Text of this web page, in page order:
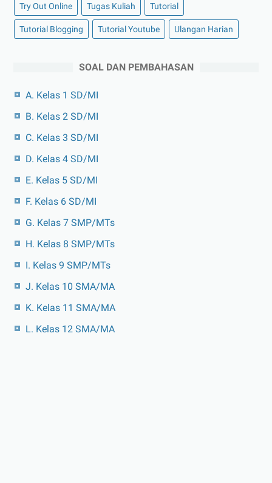
Try Out Online Tugas Kuliah Tutorial
Tutorial Blogging Tutorial Youtube Ulangan Harian
SOAL DAN PEMBAHASAN
A. Kelas 1 SD/MI
B. Kelas 2 SD/MI
C. Kelas 3 SD/MI
D. Kelas 4 SD/MI
E. Kelas 5 SD/MI
F. Kelas 6 SD/MI
G. Kelas 7 SMP/MTs
H. Kelas 8 SMP/MTs
I. Kelas 9 SMP/MTs
J. Kelas 10 SMA/MA
K. Kelas 11 SMA/MA
L. Kelas 12 SMA/MA